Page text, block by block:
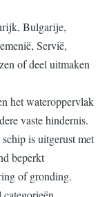
Bulgarije,
Servië,
of deel uitmaken
het wateroppervlak
vaste hindernis.
is uitgerust met
beperkt
of gronding.